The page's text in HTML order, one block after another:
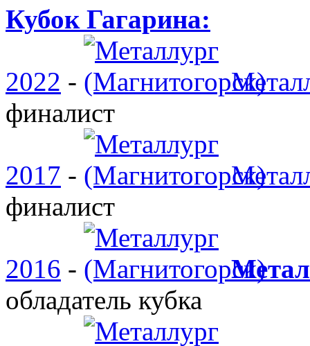
Кубок Гагарина:
2022 -
финалист
2017 -
финалист
2016 -
обладатель кубка